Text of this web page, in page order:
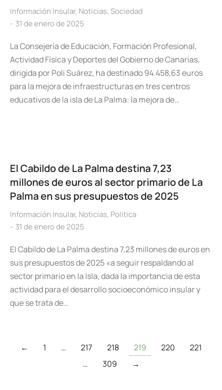
Información Insular, Noticias, Sociedad
31 de enero de 2025
La Consejería de Educación, Formación Profesional,
Actividad Física y Deportes del Gobierno de Canarias,
dirigida por Poli Suárez, ha destinado 94.458,63 euros
para la mejora de infraestructuras en tres centros
educativos de la isla de La Palma: la mejora de…
El Cabildo de La Palma destina 7,23
millones de euros al sector primario de La
Palma en sus presupuestos de 2025
Información Insular, Noticias, Política
31 de enero de 2025
El Cabildo de La Palma destina 7,23 millones de euros en
sus presupuestos de 2025 «a seguir respaldando al
sector primario en la Isla, dada la importancia de esta
actividad para el desarrollo socioeconómico insular y
que se trata de…
← 1 … 217 218 219 220
221
…
309 →